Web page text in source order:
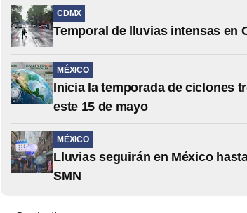
CDMX
Temporal de lluvias intensas en
MÉXICO
Inicia la temporada de ciclones
este 15 de mayo
MÉXICO
Lluvias seguirán en México
SMN